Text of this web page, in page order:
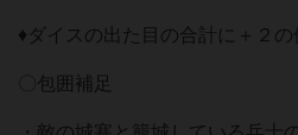
♦ダイスの出た⽬の合計に＋２の
〇包囲補⾜